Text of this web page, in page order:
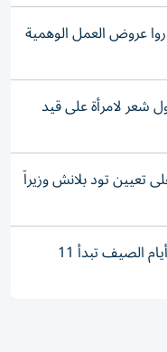
عروض العمل الوهمية
لامرأة على قيد
تود بلانش وزيراً
الإمارات.. «مرخيات القلايد» أشدّ أيام الصيف تبدأ 11